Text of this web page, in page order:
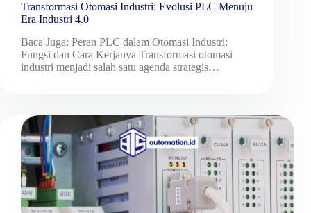
Transformasi Otomasi Industri: Evolusi PLC Menuju
Era Industri 4.0
Baca Juga: Peran PLC dalam Otomasi Industri:
Fungsi dan Cara Kerjanya Transformasi otomasi
industri menjadi salah satu agenda strategis…